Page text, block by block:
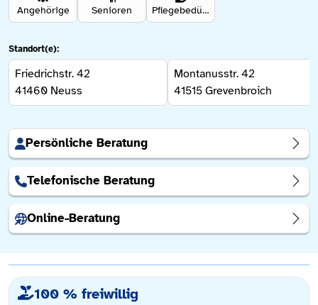
Angehörige Senioren Pflegebedürftige
Standort(e):
Friedrichstr. 42
41460 Neuss
Montanusstr. 42
41515 Grevenbroich
Persönliche Beratung
Telefonische Beratung
Online-Beratung
100 % freiwillig